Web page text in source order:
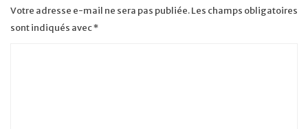
Votre adresse e-mail ne sera pas publiée.Les champs obligatoires
sont indiqués avec*